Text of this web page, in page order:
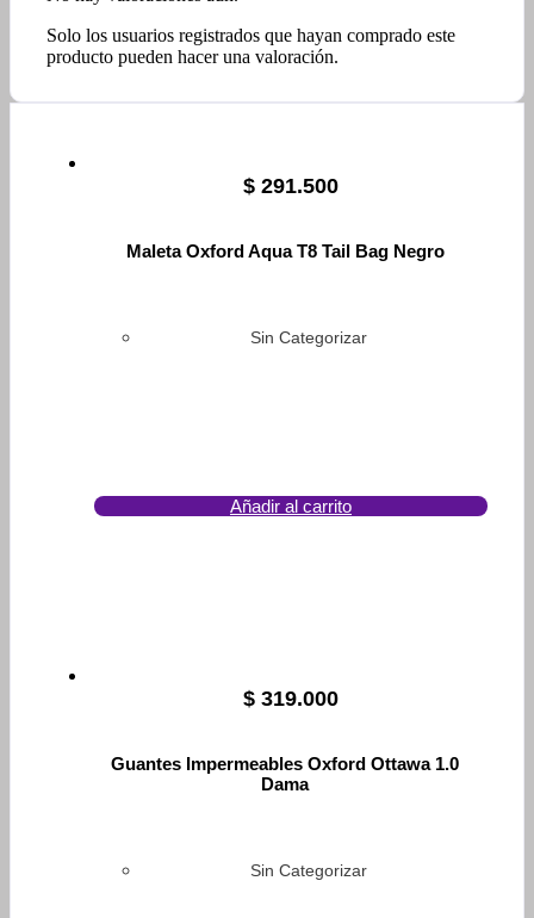
Solo los usuarios registrados que hayan comprado este
producto pueden hacer una valoración.
$ 291.500
Maleta Oxford Aqua T8 Tail Bag Negro
Sin Categorizar
Añadir al carrito
$ 319.000
Guantes Impermeables Oxford Ottawa 1.0
Dama
Sin Categorizar